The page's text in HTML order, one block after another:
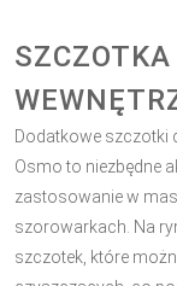
Dodatkowe szczotki
Osmo to niezbędne
zastosowanie w
szorowarkach. Na
szczotek, które